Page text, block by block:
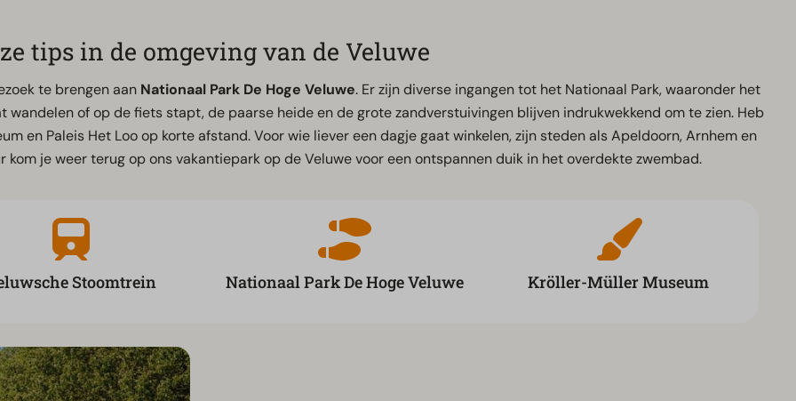
tips in de omgeving van de Veluwe
te brengen aan Nationaal Park De Hoge Veluwe. Er zijn diverse ingangen tot het Nationaal Park, waaronder het
wandelen of op de fiets stapt, de paarse heide en de grote zandverstuivingen blijven indrukwekkend om te zien. Heb
en Paleis Het Loo op korte afstand. Voor wie liever een dagje gaat winkelen, zijn steden als Apeldoorn, Arnhem en
kom je weer terug op ons vakantiepark op de Veluwe voor een ontspannen duik in het overdekte zwembad.
Stoomtrein Nationaal Park De Hoge Veluwe Kröller-Müller Museum